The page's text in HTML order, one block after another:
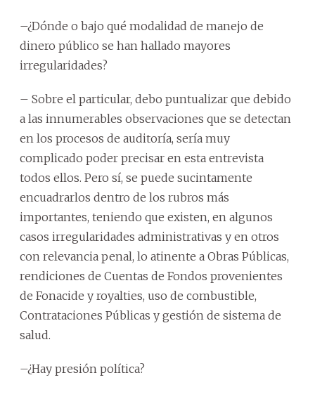
–¿Dónde o bajo qué modalidad de manejo de
dinero público se han hallado mayores
irregularidades?
– Sobre el particular, debo puntualizar que debido
a las innumerables observaciones que se detectan
en los procesos de auditoría, sería muy
complicado poder precisar en esta entrevista
todos ellos. Pero sí, se puede sucintamente
encuadrarlos dentro de los rubros más
importantes, teniendo que existen, en algunos
casos irregularidades administrativas y en otros
con relevancia penal, lo atinente a Obras Públicas,
rendiciones de Cuentas de Fondos provenientes
de Fonacide y royalties, uso de combustible,
Contrataciones Públicas y gestión de sistema de
salud.
–¿Hay presión política?